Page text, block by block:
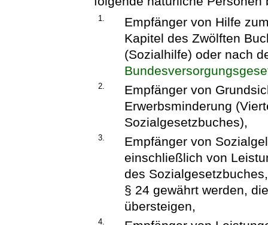
1.
Empfänger von Hilfe
Kapitel des Zwölften
(Sozialhilfe) oder nach
2.
Empfänger von
Erwerbsminderung
Sozialgesetzbuches),
3.
Empfänger von
einschließlich von
des
§ 24 gewährt werden,
übersteigen,
4.